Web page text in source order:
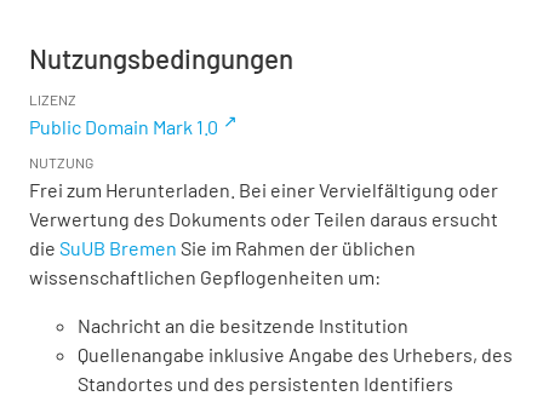
Nutzungsbedingungen
LIZENZ
Public Domain Mark 1.0
NUTZUNG
Frei zum Herunterladen. Bei einer Vervielfältigung oder
Verwertung des Dokuments oder Teilen daraus ersucht
die SuUB Bremen Sie im Rahmen der üblichen
wissenschaftlichen Gepflogenheiten um:
Nachricht an die besitzende Institution
Quellenangabe inklusive Angabe des Urhebers, des
Standortes und des persistenten Identifiers